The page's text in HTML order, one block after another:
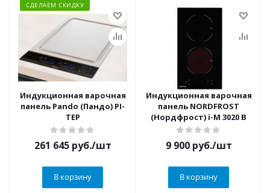
СДЕЛАЕМ СКИДКУ
Индукционная варочная
панель Pando (Пандо) PI-
TEP
261 645руб./шт
В корзину
Индукционная варочная
панель NORDFROST
(Нордфрост) i-M 3020 B
9 900руб./шт
В корзину